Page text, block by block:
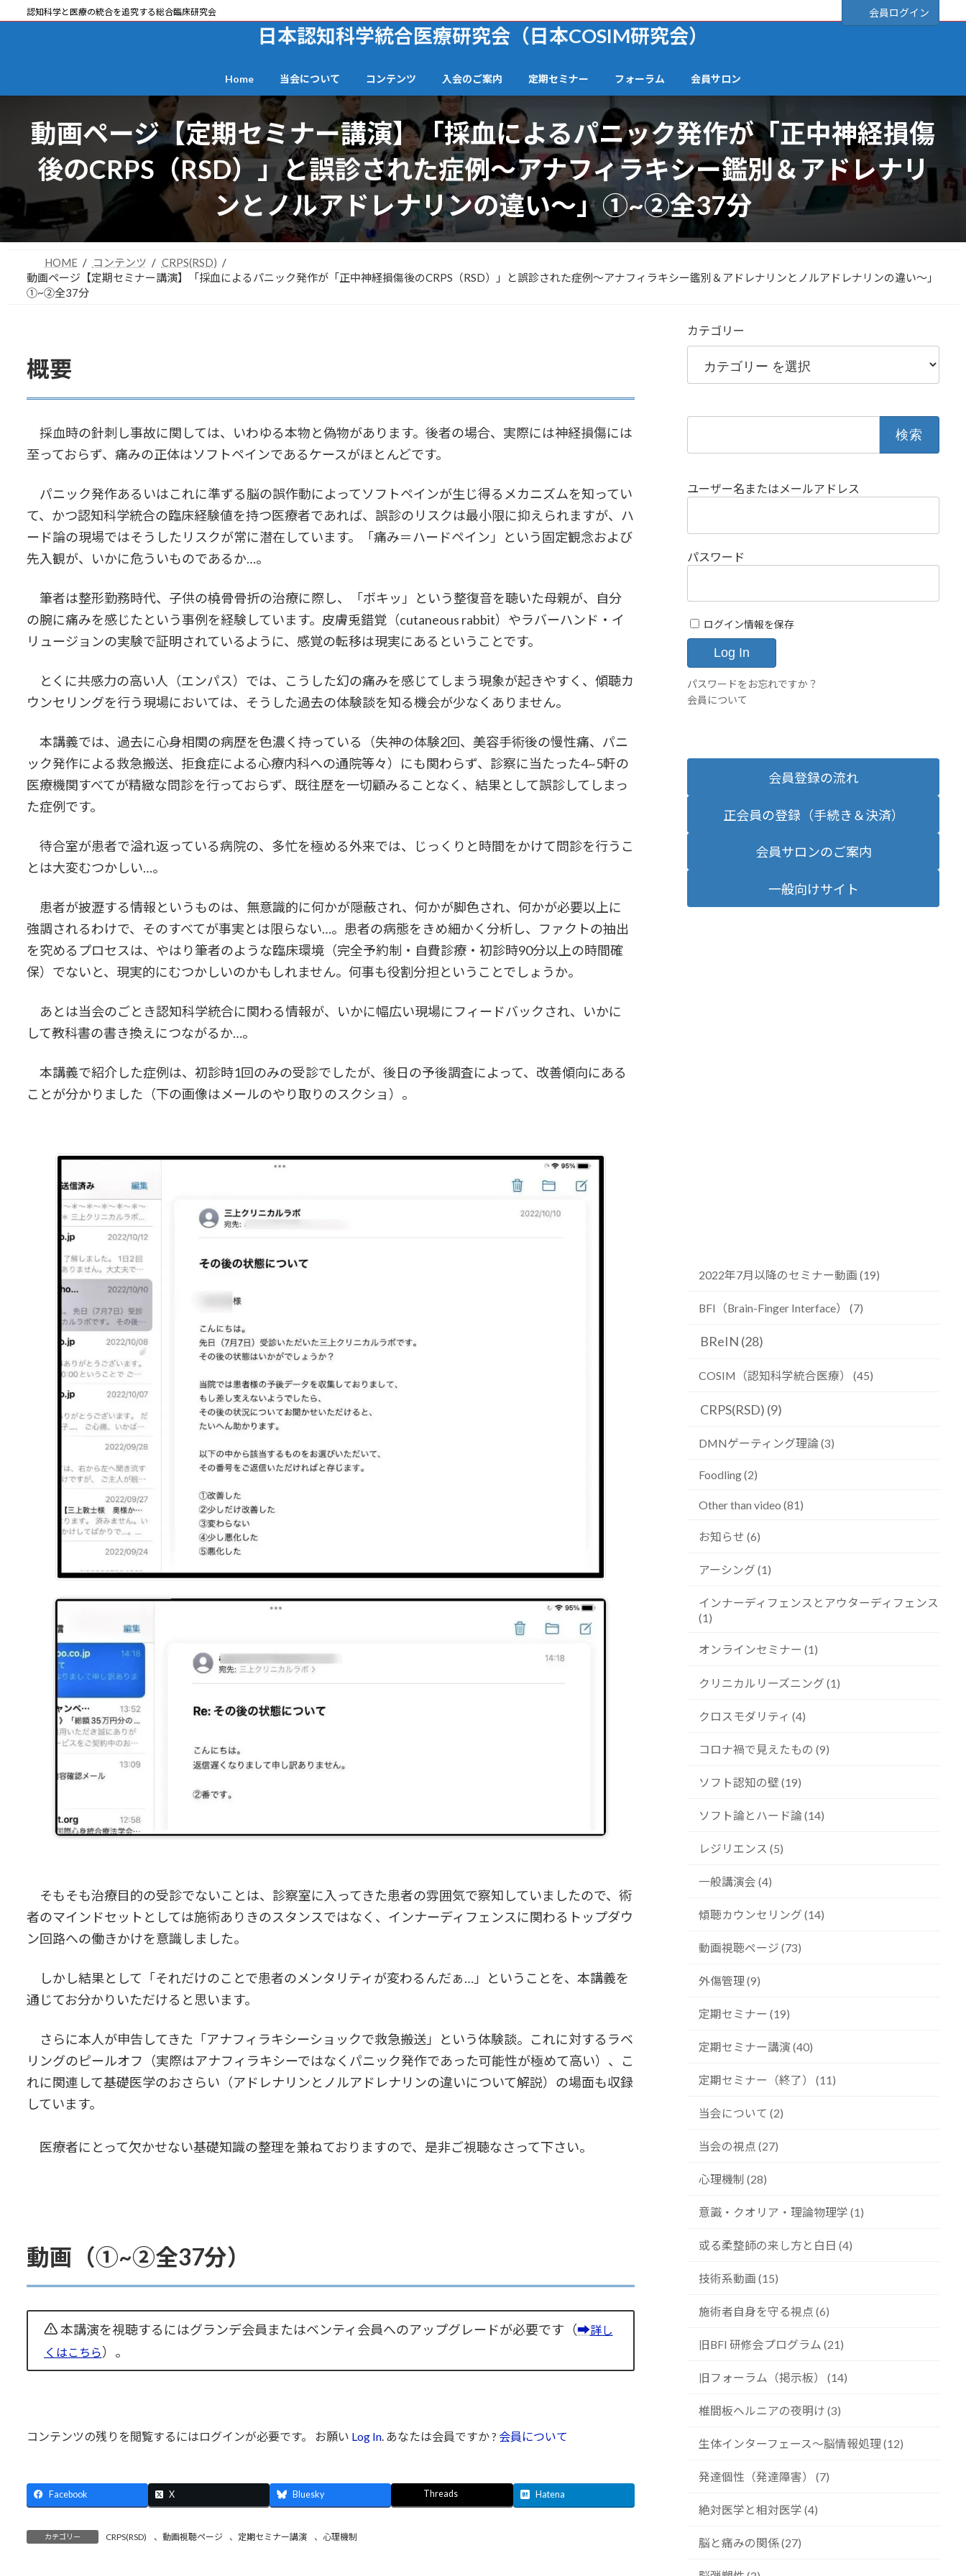
認知科学と医療の統合を追究する総合臨床研究会 会員ログイン
日本認知科学統合医療研究会（日本COSIM研究会）
Home 当会について コンテンツ 入会のご案内 定期セミナー フォーラム 会員サロン
動画ページ【定期セミナー講演】「採血によるパニック発作が「正中神経損傷
後のCRPS（RSD）」と誤診された症例〜アナフィラキシー鑑別＆アドレナリ
ンとノルアドレナリンの違い～」①~②全37分
HOME コンテンツ
CRPS(RSD)
動画ページ【定期セミナー講演】「採血によるパニック発作が「正中神経損傷後のCRPS（RSD）」と誤診された症例〜アナフィラキシー鑑別＆アドレナリンとノルアドレナリンの違い～」
①~②全37分
概要
採血時の針刺し事故に関しては、いわゆる本物と偽物があります。後者の場合、実際には神経損傷には
至っておらず、痛みの正体はソフトペインであるケースがほとんどです。
パニック発作あるいはこれに準ずる脳の誤作動によってソフトペインが生じ得るメカニズムを知ってい
て、かつ認知科学統合の臨床経験値を持つ医療者であれば、誤診のリスクは最小限に抑えられますが、ハ
ード論の現場ではそうしたリスクが常に潜在しています。「痛み＝ハードペイン」という固定観念および
先入観が、いかに危ういものであるか…。
筆者は整形勤務時代、子供の橈骨骨折の治療に際し、「ボキッ」という整復音を聴いた母親が、自分
の腕に痛みを感じたという事例を経験しています。皮膚兎錯覚（cutaneous rabbit）やラバーハンド・イ
リュージョンの実験で証明されているように、感覚の転移は現実にあるということです。
とくに共感力の高い人（エンパス）では、こうした幻の痛みを感じてしまう現象が起きやすく、傾聴カ
ウンセリングを行う現場においては、そうした過去の体験談を知る機会が少なくありません。
本講義では、過去に心身相関の病歴を色濃く持っている（失神の体験2回、美容手術後の慢性痛、パニ
ック発作による救急搬送、拒食症による心療内科への通院等々）にも関わらず、診察に当たった4~5軒の
医療機関すべてが精緻な問診を行っておらず、既往歴を一切顧みることなく、結果として誤診してしまっ
た症例です。
待合室が患者で溢れ返っている病院の、多忙を極める外来では、じっくりと時間をかけて問診を行うこ
とは大変むつかしい…。
患者が披瀝する情報というものは、無意識的に何かが隠蔽され、何かが脚色され、何かが必要以上に
強調されるわけで、そのすべてが事実とは限らない…。患者の病態をきめ細かく分析し、ファクトの抽出
を究めるプロセスは、やはり筆者のような臨床環境（完全予約制・自費診療・初診時90分以上の時間確
保）でないと、現実的にむつかしいのかもしれません。何事も役割分担ということでしょうか。
あとは当会のごとき認知科学統合に関わる情報が、いかに幅広い現場にフィードバックされ、いかに
して教科書の書き換えにつながるか…。
本講義で紹介した症例は、初診時1回のみの受診でしたが、後日の予後調査によって、改善傾向にある
ことが分かりました（下の画像はメールのやり取りのスクショ）。
そもそも治療目的の受診でないことは、診察室に入ってきた患者の雰囲気で察知していましたので、術
者のマインドセットとしては施術ありきのスタンスではなく、インナーディフェンスに関わるトップダウ
ン回路への働きかけを意識しました。
しかし結果として「それだけのことで患者のメンタリティが変わるんだぁ…」ということを、本講義を
通じてお分かりいただけると思います。
さらに本人が申告してきた「アナフィラキシーショックで救急搬送」という体験談。これに対するラベ
リングのピールオフ（実際はアナフィラキシーではなくパニック発作であった可能性が極めて高い）、こ
れに関連して基礎医学のおさらい（アドレナリンとノルアドレナリンの違いについて解説）の場面も収録
しています。
医療者にとって欠かせない基礎知識の整理を兼ねておりますので、是非ご視聴なさって下さい。
動画（①~②全37分）
本講演を視聴するにはグランデ会員またはベンティ会員へのアップグレードが必要です（➡詳し
くはこちら）。
コンテンツの残りを閲覧するにはログインが必要です。 お願い Log In . あなたは会員ですか ? 会員について
Facebook X Bluesky Threads Hatena
カテゴリー CRPS(RSD) 、 動画視聴ページ 、 定期セミナー講演 、 心理機制
カテゴリー
ユーザー名またはメールアドレス
パスワード
ログイン情報を保存
パスワードをお忘れですか？
会員について
会員登録の流れ
正会員の登録（手続き＆決済）
会員サロンのご案内
一般向けサイト
2022年7月以降のセミナー動画 (19)
BFI（Brain-Finger Interface） (7)
BReIN (28)
COSIM（認知科学統合医療） (45)
CRPS(RSD) (9)
DMNゲーティング理論 (3)
Foodling (2)
Other than video (81)
お知らせ (6)
アーシング (1)
インナーディフェンスとアウターディフェンス
(1)
オンラインセミナー (1)
クリニカルリーズニング (1)
クロスモダリティ (4)
コロナ禍で見えたもの (9)
ソフト認知の壁 (19)
ソフト論とハード論 (14)
レジリエンス (5)
一般講演会 (4)
傾聴カウンセリング (14)
動画視聴ページ (73)
外傷管理 (9)
定期セミナー (19)
定期セミナー講演 (40)
定期セミナー（終了） (11)
当会について (2)
当会の視点 (27)
心理機制 (28)
意識・クオリア・理論物理学 (1)
或る柔整師の来し方と白日 (4)
技術系動画 (15)
施術者自身を守る視点 (6)
旧BFI 研修会プログラム (21)
旧フォーラム（掲示板） (14)
椎間板ヘルニアの夜明け (3)
生体インターフェース～脳情報処理 (12)
発達個性（発達障害） (7)
絶対医学と相対医学 (4)
脳と痛みの関係 (27)